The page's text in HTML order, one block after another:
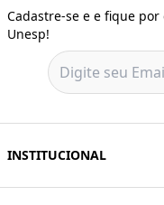
Cadastre-se e e fique
Unesp!
INSTITUCIONAL